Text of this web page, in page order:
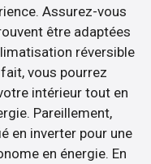
Assurez-vous
être adaptées
réversible
vous pourrez
intérieur tout en
Pareillement,
en inverter pour une
en énergie. En